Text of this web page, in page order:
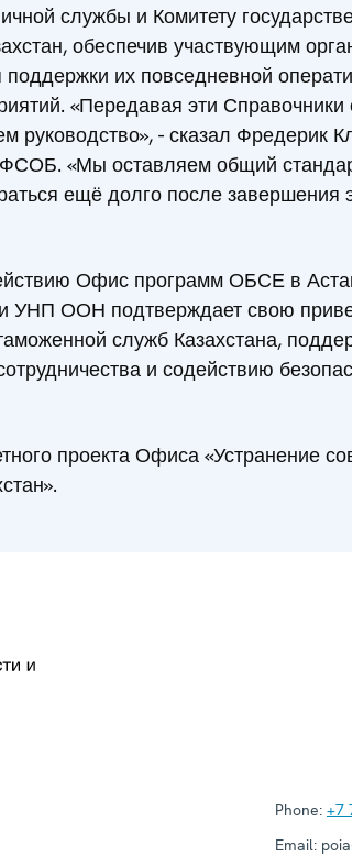
службы и Комитету
обеспечив участвующим
их повседневной
«Передавая эти Справочники
руководство», - сказал Фредерик
ФСОБ. «Мы оставляем общий
ещё долго после завершения
Офис программ ОБСЕ в
ООН подтверждает свою
служб Казахстана,
и содействию
проекта Офиса «Устранение
Phone: +7
Email: